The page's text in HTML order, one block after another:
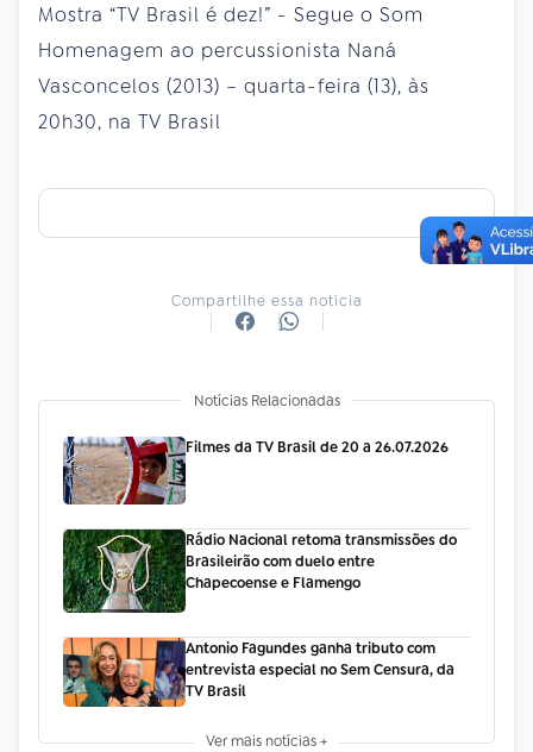
Mostra “TV Brasil é dez!” - Segue o Som
Homenagem ao percussionista Naná
Vasconcelos (2013) – quarta-feira (13), às
20h30, na TV Brasil
Compartilhe essa notícia
Notícias Relacionadas
Filmes da TV Brasil de 20 a 26.07.2026
Rádio Nacional retoma transmissões do
Brasileirão com duelo entre
Chapecoense e Flamengo
Antonio Fagundes ganha tributo com
entrevista especial no Sem Censura, da
TV Brasil
Ver mais notícias +